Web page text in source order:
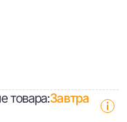
товара:Завтра